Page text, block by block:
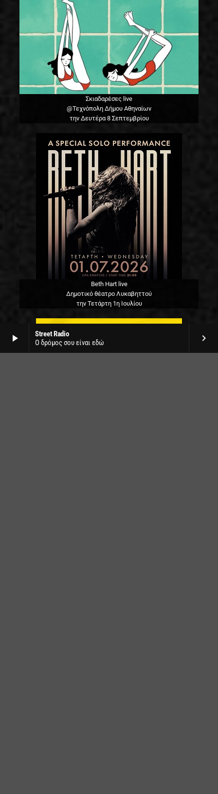
play_arrow
Street Radio
Ο δρόμος σου είναι εδώ
keyboard_arrow_right
Σκιαδαρέσες live
@Τεχνόπολη Δήμου Αθηναίων
την Δευτέρα 8 Σεπτεμβρίου
Beth Hart live
Δημοτικό θέατρο Λυκαβηττού
την Τετάρτη 1η Ιουλίου